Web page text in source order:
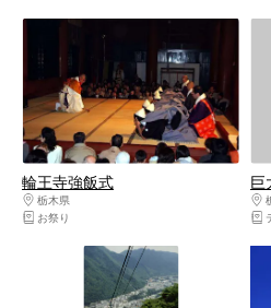
輪王寺強飯式
栃木県
日光・霧降高原・奥日光・中禅寺湖・
お祭り
巨